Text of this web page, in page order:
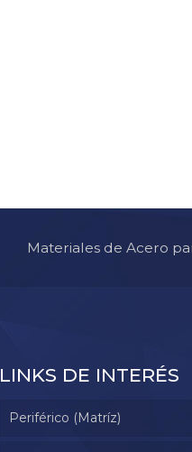
Materiales de Acero
LINKS DE INTERÉS
Periférico (Matríz)